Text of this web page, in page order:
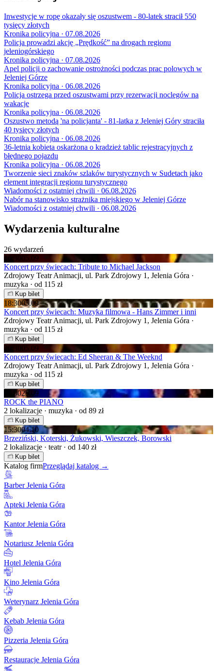
Inwestycje w ropę okazały się oszustwem - 80-latek stracił 550
tysięcy złotych
Kronika policyjna · 07.08.2026
Policja prowadzi akcję „Prędkość” na drogach regionu
jeleniogórskiego
Kronika policyjna · 07.08.2026
Apel policji o zachowanie ostrożności podczas prac polowych w
Jeleniej Górze
Kronika policyjna · 06.08.2026
Policja ostrzega przed oszustwami przy rezerwacji noclegów na
wakacje
Kronika policyjna · 06.08.2026
Oszustwo metodą 'na policjanta' - 81-latka z Jeleniej Góry straciła
40 tysięcy złotych
Kronika policyjna · 06.08.2026
36-letnia kobieta oskarżona o kradzież tablic rejestracyjnych z
błędnego pojazdu
Kronika policyjna · 06.08.2026
Tworzenie sieci znaków szlaków turystycznych w Sudetach jako
element integracji regionu turystycznego
Wiadomości z ostatniej chwili · 06.08.2026
Nabór na stanowisko strażnika miejskiego w Jeleniej Górze
Wiadomości z ostatniej chwili · 06.08.2026
Wydarzenia kulturalne
26 wydarzeń
16:3005.09
Koncert przy świecach: Tribute to Michael Jackson
Zdrojowy Teatr Animacji, ul. Park Zdrojowy 1, Jelenia Góra ·
muzyka · od 115 zł
Kup bilet
18:3005.09
Koncert przy świecach: Muzyka filmowa - Hans Zimmer i inni
Zdrojowy Teatr Animacji, ul. Park Zdrojowy 1, Jelenia Góra ·
muzyka · od 115 zł
Kup bilet
20:3005.09
Koncert przy świecach: Ed Sheeran & The Weeknd
Zdrojowy Teatr Animacji, ul. Park Zdrojowy 1, Jelenia Góra ·
muzyka · od 115 zł
Kup bilet
19:0025.09
ROCK the PIANO
2 lokalizacje · muzyka · od 89 zł
Kup bilet
15:3004.10
Brzeziński, Koterski, Żukowski, Wieszczek, Borowski
2 lokalizacje · teatr · od 140 zł
Kup bilet
Katalog firmPrzeglądaj katalog →
Barber Jelenia Góra
Apteki Jelenia Góra
Kantor Jelenia Góra
Notariusz Jelenia Góra
Hotel Jelenia Góra
Kino Jelenia Góra
Weterynarz Jelenia Góra
Kebab Jelenia Góra
Pizzeria Jelenia Góra
Restauracje Jelenia Góra